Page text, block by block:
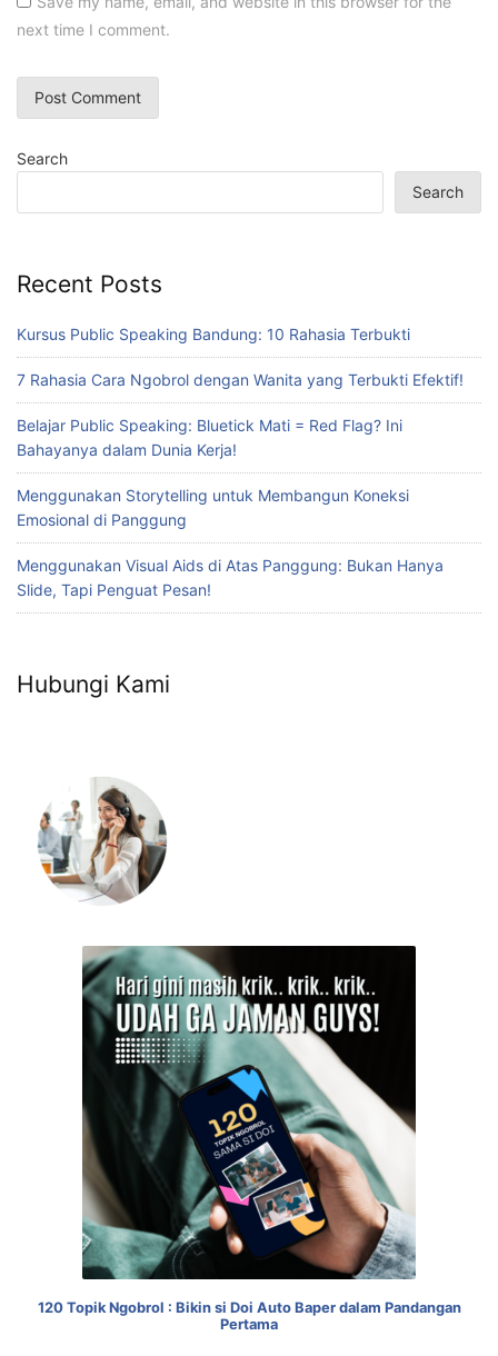
next time I comment.
Search
Search
Recent Posts
Kursus Public Speaking Bandung: 10 Rahasia Terbukti
7 Rahasia Cara Ngobrol dengan Wanita yang Terbukti Efektif!
Belajar Public Speaking: Bluetick Mati = Red Flag? Ini
Bahayanya dalam Dunia Kerja!
Menggunakan Storytelling untuk Membangun Koneksi
Emosional di Panggung
Menggunakan Visual Aids di Atas Panggung: Bukan Hanya
Slide, Tapi Penguat Pesan!
Hubungi Kami
120 Topik Ngobrol : Bikin si Doi Auto Baper dalam Pandangan
Pertama